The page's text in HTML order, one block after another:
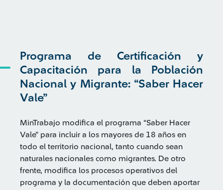
Programa de Certificación y
Capacitación para la Población
Nacional y Migrante: “Saber Hacer
Vale”
MinTrabajo modifica el programa “Saber Hacer
Vale” para incluir a los mayores de 18 años en
todo el territorio nacional, tanto cuando sean
naturales nacionales como migrantes. De otro
frente, modifica los procesos operativos del
programa y la documentación que deben aportar